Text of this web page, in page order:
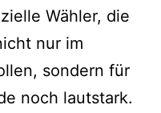
Wähler, die
nur im
sondern für
noch lautstark.